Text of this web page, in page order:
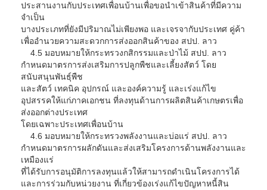
ประสานงานกับประเทศเพื่อนบ้านเพื่อขอนำเข้าสินค้าที่มีความ
จำเป็น
บางประเภทที่ยังมีปริมาณไม่เพียงพอ และเจรจากับประเทศ คู่ค้า
เพื่ออำนวยความสะดวกการส่งออกสินค้าของ สปป. ลาว
4.5 มอบหมายให้กระทรวงกสิกรรมและป่าไม้ สปป. ลาว
กำหนดมาตรการส่งเสริมการปลูกพืชและเลี้ยงสัตว์ โดย
สนับสนุนพันธุ์พืช
และสัตว์ เทคนิค อุปกรณ์ และองค์ความรู้ และเร่งแก้ไข
อุปสรรคให้แก่ภาคเอกชน ที่ลงทุนด้านการผลิตสินค้าเกษตรเพื่อ
ส่งออกต่างประเทศ
โดยเฉพาะประเทศเพื่อนบ้าน
4.6 มอบหมายให้กระทรวงพลังงานและบ่อแร่ สปป. ลาว
กำหนดมาตรการผลักดันและส่งเสริมโครงการด้านพลังงานและ
เหมืองแร่
ที่ได้รับการอนุมัติการลงทุนแล้วให้สามารถดำเนินโครงการได้
และการร่วมกับหน่วยงาน ที่เกี่ยวข้องเร่งแก้ไขปัญหาหนี้สิน